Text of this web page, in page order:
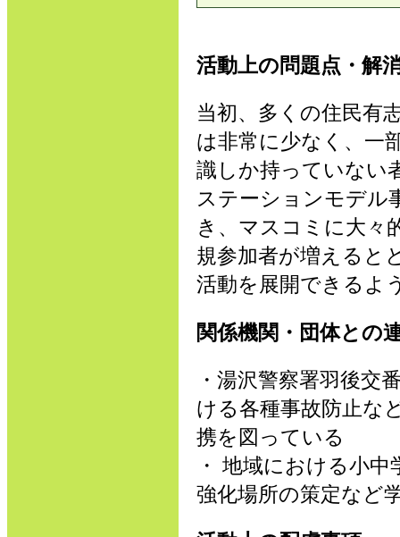
活動上の問題点・解
当初、多くの住民有
は非常に少なく、一
識しか持っていない
ステーションモデル
き、マスコミに大々
規参加者が増えると
活動を展開できるよ
関係機関・団体との
・湯沢警察署羽後交
ける各種事故防止な
携を図っている
・ 地域における小
強化場所の策定など